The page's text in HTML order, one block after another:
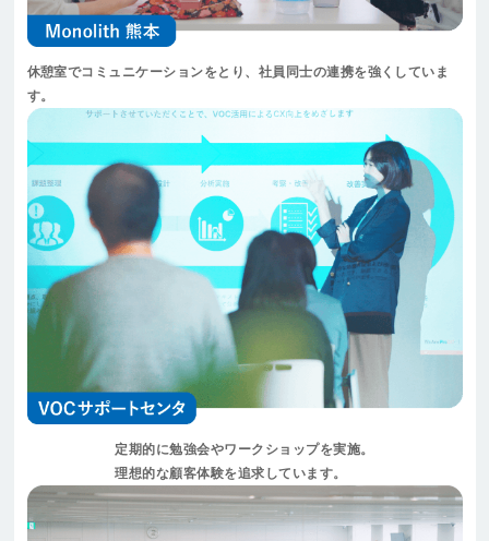
休憩室でコミュニケーションをとり、社員同士の連携を強くしていま
す。
定期的に勉強会やワークショップを実施。
理想的な顧客体験を追求しています。